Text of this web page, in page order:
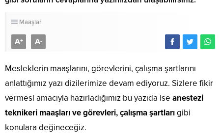
Maaşlar
A+ A-
Mesleklerin maaşlarını, görevlerini, çalışma şartlarını
anlattığımız yazı dizilerimize devam ediyoruz. Sizlere fikir
vermesi amacıyla hazırladığımız bu yazıda ise anestezi
teknikeri maaşları ve görevleri, çalışma şartlarıgibi
konulara değineceğiz.